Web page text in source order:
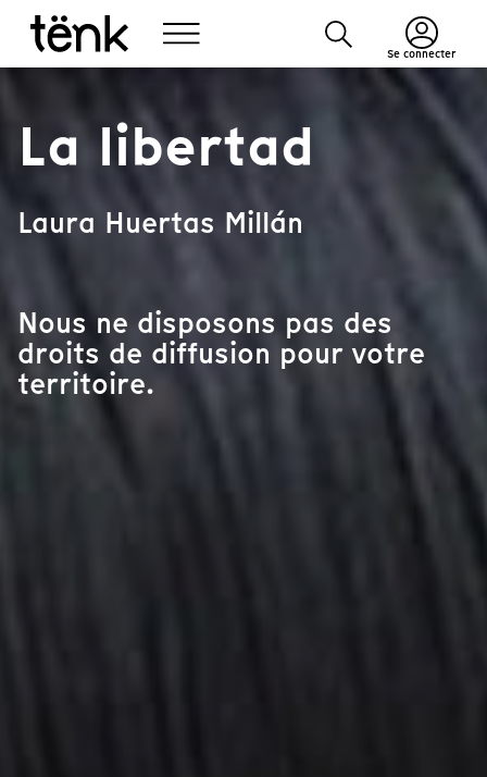
Se connecter
La libertad
Laura Huertas Millán
Nous ne disposons pas des
droits de diffusion pour votre
territoire.